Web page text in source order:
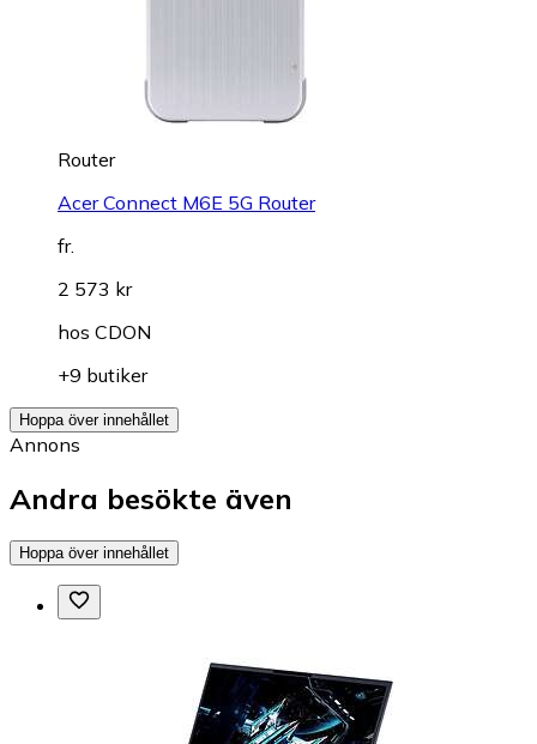
Router
Acer Connect M6E 5G Router
fr.
2 573 kr
hos CDON
+9 butiker
Hoppa över innehållet
Annons
Andra besökte även
Hoppa över innehållet